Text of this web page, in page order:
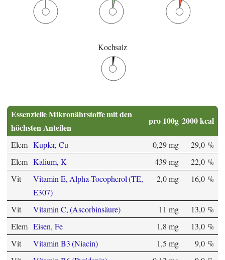
Kochsalz
Essenzielle Mikronährstoffe mit den
höchsten Anteilen
pro 100g 2000 kcal
Elem Kupfer, Cu 0,29 mg
29,0 %
Elem Kalium, K 439 mg
22,0 %
Vit
Vitamin E, Alpha-Tocopherol (TE,
E307)
2,0 mg 16,0 %
Vit Vitamin C, (Ascorbinsäure) 11 mg
13,0 %
Elem Eisen, Fe 1,8 mg
13,0 %
Vit
Vitamin B3 (Niacin) 1,5 mg
9,0 %